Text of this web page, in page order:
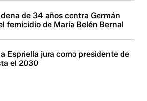
de 34 años contra Germán
femicidio de María Belén Bernal
Espriella jura como presidente de
el 2030